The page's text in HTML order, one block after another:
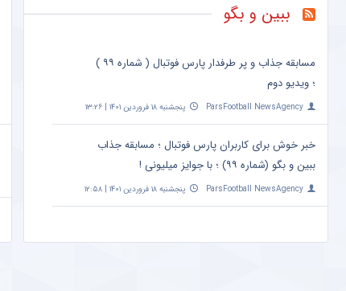
ببین و بگو
مسابقه جذاب و پر طرفدار پارس فوتبال ( شماره ۹۹ )
؛ ویدیو دوم
ParsFootball NewsAgency پنجشنبه ۱۸ فروردین ۱۴۰۱ | ۱۳:۲۶
خبر خوش برای کاربران پارس فوتبال ؛ مسابقه جذاب
ببین و بگو (شماره ۹۹) ؛ با جوایز میلیونی !
ParsFootball NewsAgency پنجشنبه ۱۸ فروردین ۱۴۰۱ | ۱۲:۵۸